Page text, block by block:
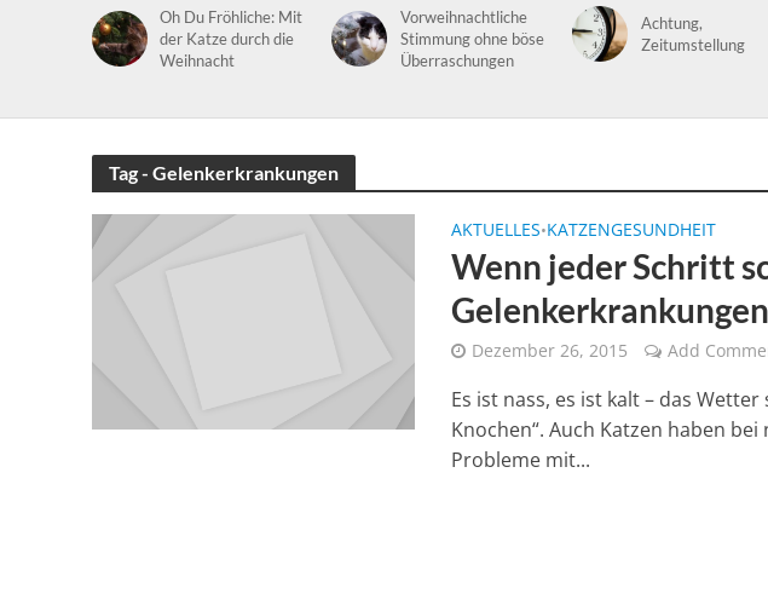
Oh Du Fröhliche: Mit
der Katze durch die
Weihnacht
Vorweihnachtliche
Stimmung ohne böse
Überraschungen
Achtung,
Zeitumstellung
Tag - Gelenkerkrankungen
AKTUELLES•KATZENGESUNDHEIT
Wenn jeder Schritt
Dezember 26, 2015 Add
Es ist nass, es ist kalt – das
Knochen“. Auch Katzen haben
Probleme mit...